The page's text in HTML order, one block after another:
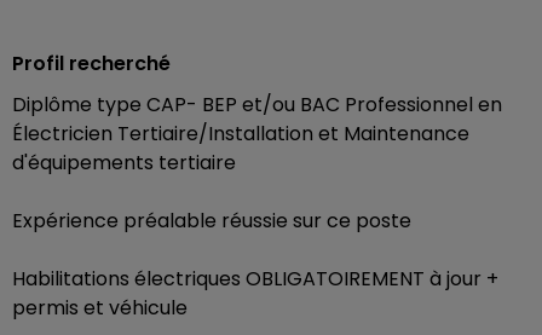
Profil recherché
Diplôme type CAP- BEP et/ou BAC Professionnel en
Électricien Tertiaire/Installation et Maintenance
d'équipements tertiaire
Expérience préalable réussie sur ce poste
Habilitations électriques OBLIGATOIREMENT à jour +
permis et véhicule